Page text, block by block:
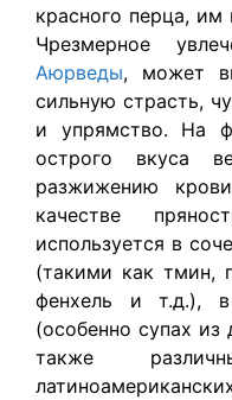
красного перца, им
Чрезмерное
Аюрведы, может
сильную страсть,
и упрямство. На
острого вкуса
разжижению
качестве
используется в
(такими как тмин,
фенхель и т.д.),
(особенно супах из
также